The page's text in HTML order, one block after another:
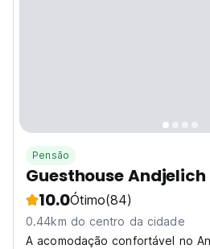
Pensão
Guesthouse Andjelich
10.0Ótimo(84)
0.44km do centro da cidade
A acomodação confortável no